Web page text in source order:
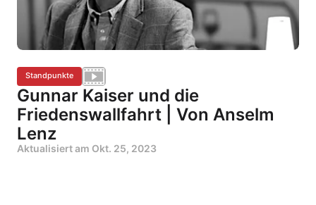
Standpunkte
Gunnar Kaiser und die
Friedenswallfahrt | Von Anselm
Lenz
Aktualisiert am Okt. 25, 2023